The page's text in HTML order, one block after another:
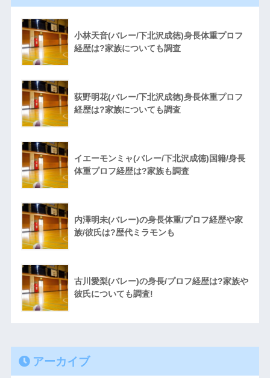
小林天音(バレー/下北沢成徳)身長体重プロフ
経歴は?家族についても調査
荻野明花(バレー/下北沢成徳)身長体重プロフ
経歴は?家族についても調査
イエーモンミャ(バレー/下北沢成徳)国籍/身長
体重プロフ経歴は?家族も調査
内澤明未(バレー)の身長体重/プロフ経歴や家
族/彼氏は?歴代ミラモンも
古川愛梨(バレー)の身長/プロフ経歴は?家族や
彼氏についても調査!
アーカイブ